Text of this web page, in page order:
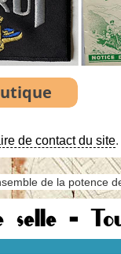
de contact du site.
de la potence
-